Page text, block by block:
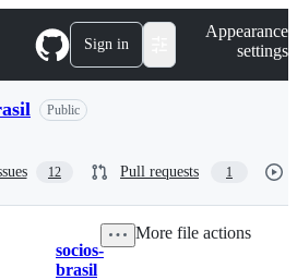
Sign in
Appearance
settings
Public
12 Pull requests 1
Breadcrumbs
socios-
brasil
More file actions